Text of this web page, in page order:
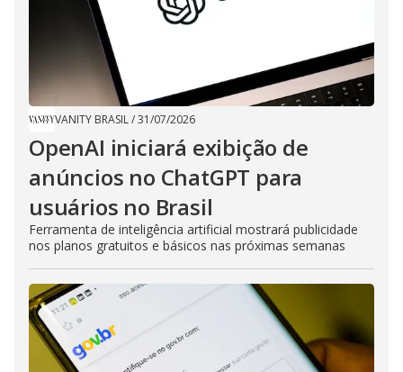
VANITY BRASIL/31/07/2026
OpenAI iniciará exibição de
anúncios no ChatGPT para
usuários no Brasil
Ferramenta de inteligência artificial mostrará publicidade
nos planos gratuitos e básicos nas próximas semanas